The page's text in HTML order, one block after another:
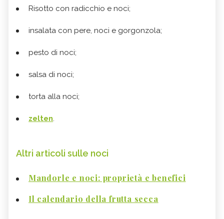
Risotto con radicchio e noci;
insalata con pere, noci e gorgonzola;
pesto di noci;
salsa di noci;
torta alla noci;
zelten.
Altri articoli sulle noci
Mandorle e noci: proprietà e benefici
Il calendario della frutta secca